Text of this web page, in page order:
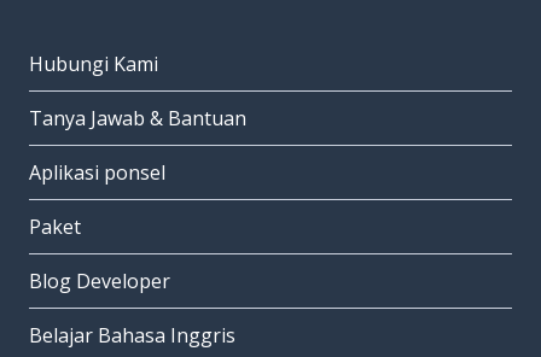
Hubungi Kami
Tanya Jawab & Bantuan
Aplikasi ponsel
Paket
Blog Developer
Belajar Bahasa Inggris